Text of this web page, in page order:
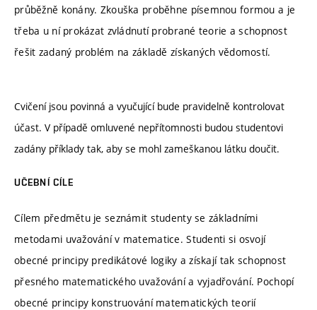
průběžně konány. Zkouška proběhne písemnou formou a je
třeba u ní prokázat zvládnutí probrané teorie a schopnost
řešit zadaný problém na základě získaných vědomostí.
Cvičení jsou povinná a vyučující bude pravidelně kontrolovat
účast. V případě omluvené nepřítomnosti budou studentovi
zadány příklady tak, aby se mohl zameškanou látku doučit.
UČEBNÍ CÍLE
Cílem předmětu je seznámit studenty se základními
metodami uvažování v matematice. Studenti si osvojí
obecné principy predikátové logiky a získají tak schopnost
přesného matematického uvažování a vyjadřování. Pochopí
obecné principy konstruování matematických teorií